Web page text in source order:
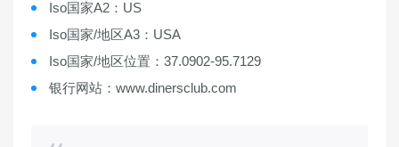
Iso国家A2：US
Iso国家/地区A3：USA
Iso国家/地区位置：37.0902-95.7129
银行网站：www.dinersclub.com